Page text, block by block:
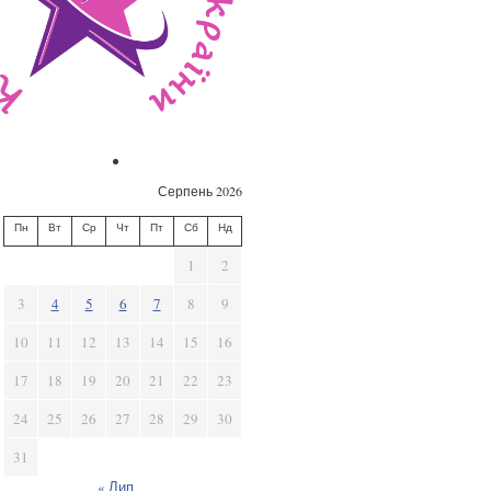
Серпень 2026
Пн Вт Ср Чт Пт Сб Нд
1
2
3
4 5 6 7 8
9
10
11 12 13 14 15
16
17
18 19 20 21 22
23
24
25 26 27 28 29
30
31
« Лип